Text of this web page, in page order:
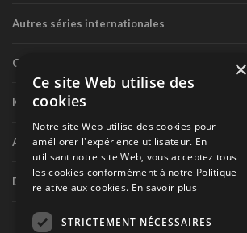
Autres séries internationales
Circuit routier canadien
Karting
Autres séries nationales
Divers
×
Ce site Web utilise des
cookies
Notre site Web utilise des cookies pour
améliorer l'expérience utilisateur. En
utilisant notre site Web, vous acceptez tous
les cookies conformément à notre Politique
relative aux cookies. En savoir plus
STRICTEMENT NÉCESSAIRES